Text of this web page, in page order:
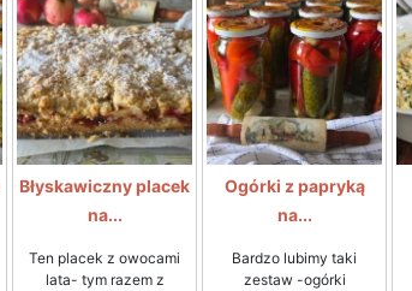
Błyskawiczny placek
na...
Ten placek z owocami
lata- tym razem z
Ogórki z papryką
na...
Bardzo lubimy taki
zestaw -ogórki